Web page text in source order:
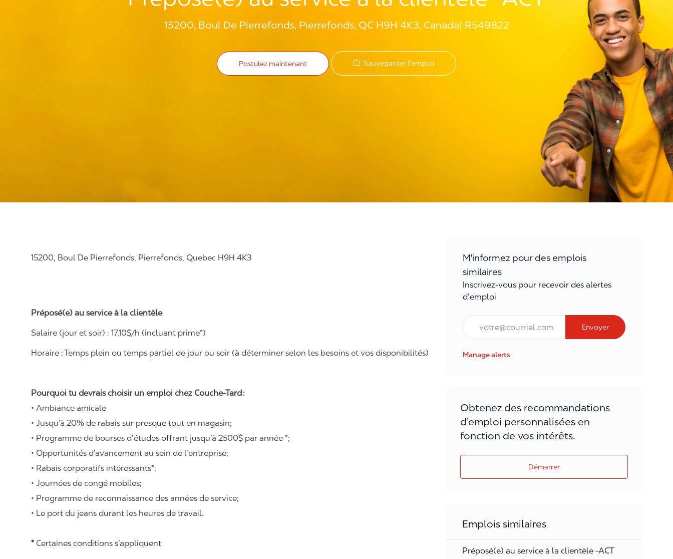
15200, Boul De Pierrefonds, Pierrefonds, QC H9H 4K3, Canada R549822
Postulez maintenant Sauvegarder l'emploi
15200, Boul De Pierrefonds, Pierrefonds, Quebec H9H 4K3
Préposé(e) au service à la clientèle
Salaire (jour et soir) : 17,10$/h (incluant prime*)
Horaire :Temps plein ou temps partiel de jour ou soir (à déterminer selon les besoins et vos disponibilités)
Pourquoi tu devrais choisir un emploi chez Couche-Tard :
• Ambiance amicale
• Jusqu’à 20% de rabais sur presque tout en magasin;
• Programme de bourses d’études offrant jusqu’à 2500$ par année *;
• Opportunités d’avancement au sein de l’entreprise;
• Rabais corporatifs intéressants*;
• Journées de congé mobiles;
• Programme de reconnaissance des années de service;
• Le port du jeans durant les heures de travail.
* Certaines conditions s’appliquent
M'informez pour des emplois
similaires
Inscrivez-vous pour recevoir des alertes
d’emploi
Courriel*
Envoyer
Manage alerts
Obtenez des recommandations
d’emploi personnalisées en
fonction de vos intérêts.
Démarrer
Emplois similaires
Préposé(e) au service à la clientèle -ACT